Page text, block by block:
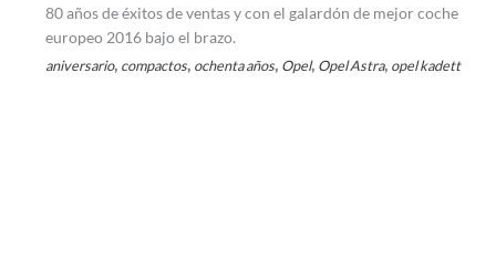
80 años de éxitos de ventas y con el galardón de mejor coche
europeo 2016 bajo el brazo.
aniversario, compactos, ochenta años, Opel, Opel Astra, opel kadett